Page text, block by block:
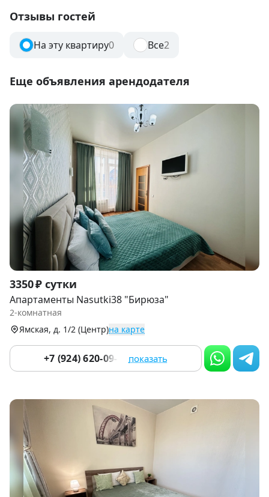
Отзывы гостей
На эту квартиру0 Все2
Еще объявления арендодателя
Item
1
of
9
3350 ₽ сутки
Апартаменты Nasutki38 "Бирюза"
2-комнатная
Ямская, д. 1/2 (Центр)на карте
+7 (924) 620-09-33 показать